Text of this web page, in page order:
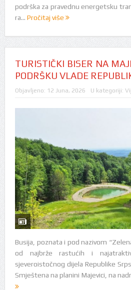
podrška za pravednu energetsku
ra... Pročitaj više
TURISTIČKI BISER NA
PODRŠKU VLADE
Objavljeno: 12 Juna, 2026 U kategoriji:
Busija, poznata i pod nazivom
od najbrže rastućih i
sjeveroistočnog dijela Republike
Smještena na planini Majevici, na